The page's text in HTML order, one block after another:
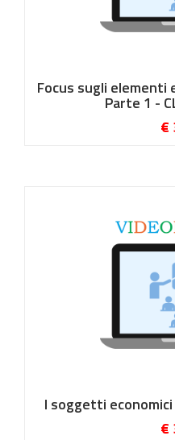
Focus sugli
Parte 1 -
€
I soggetti economici
€